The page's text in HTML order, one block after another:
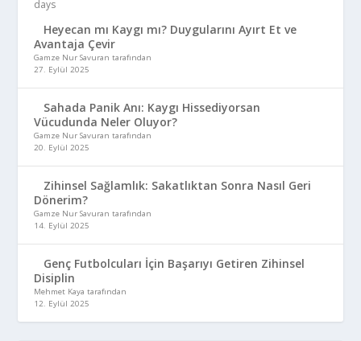
Heyecan mı Kaygı mı? Duygularını Ayırt Et ve
Avantaja Çevir
Gamze Nur Savuran tarafından
27. Eylül 2025
Sahada Panik Anı: Kaygı Hissediyorsan
Vücudunda Neler Oluyor?
Gamze Nur Savuran tarafından
20. Eylül 2025
Zihinsel Sağlamlık: Sakatlıktan Sonra Nasıl Geri
Dönerim?
Gamze Nur Savuran tarafından
14. Eylül 2025
Genç Futbolcuları İçin Başarıyı Getiren Zihinsel
Disiplin
Mehmet Kaya tarafından
12. Eylül 2025